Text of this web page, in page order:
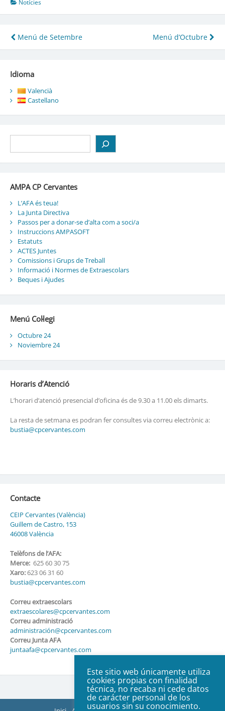
Notícies
Navegació
d'entrades
Menú de Setembre Menú d’Octubre
Idioma
Valencià
Castellano
AMPA CP Cervantes
L’AFA és teua!
La Junta Directiva
Passos per a donar-se d’alta com a soci/a
Instruccions AMPASOFT
Estatuts
ACTES Juntes
Comissions i Grups de Treball
Informació i Normes de Extraescolars
Beques i Ajudes
Menú Col·legi
Octubre 24
Noviembre 24
Horaris d’Atenció
L’horari d’atenció presencial d’oficina és de 9.30 a 11.00 els dimarts.
La resta de setmana es podran fer consultes via correu electrònic a:
bustia@cpcervantes.com
Contacte
CEIP Cervantes (València)
Guillem de Castro, 153
46008 València
Telèfons de l’AFA:
Merce:625 60 30 75
Xaro:623 06 31 60
bustia@cpcervantes.com
Correu extraescolars
extraescolares@cpcervantes.com
Correu administració
administración@cpcervantes.com
Correu Junta AFA
juntaafa@cpcervantes.com
Este sitio web únicamente utiliza
cookies propias con finalidad
técnica, no recaba ni cede datos
de carácter personal de los
usuarios sin su conocimiento.